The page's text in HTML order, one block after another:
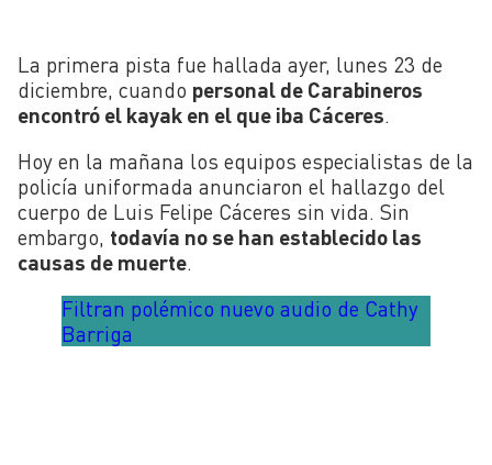
La primera pista fue hallada ayer, lunes 23 de
diciembre, cuando personal de Carabineros
encontró el kayak en el que iba Cáceres.
Hoy en la mañana los equipos especialistas de la
policía uniformada anunciaron el hallazgo del
cuerpo de Luis Felipe Cáceres sin vida. Sin
embargo, todavía no se han establecido las
causas de muerte.
Filtran polémico nuevo audio de Cathy
Barriga